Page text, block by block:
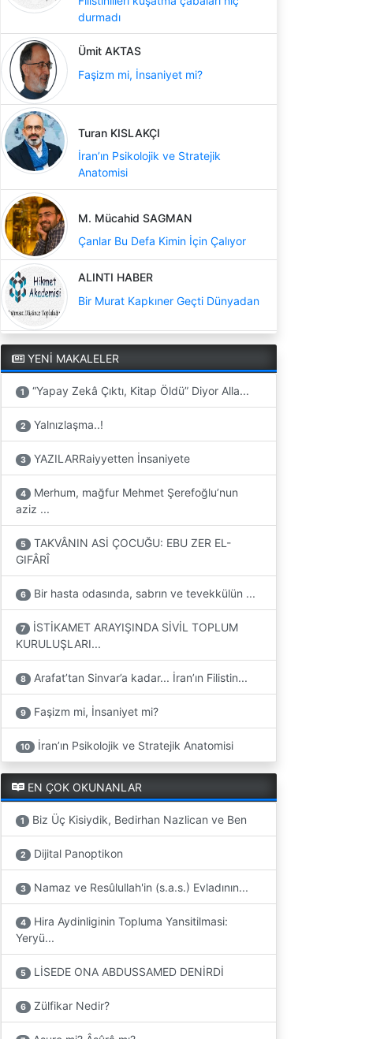
durmadı
Ümit AKTAS
Faşizm mi, İnsaniyet mi?
Turan KISLAKÇI
İran’ın Psikolojik ve Stratejik
Anatomisi
M. Mücahid SAGMAN
Çanlar Bu Defa Kimin İçin Çalıyor
ALINTI HABER
Bir Murat Kapkıner Geçti Dünyadan
YENİ MAKALELER
1 “Yapay Zekâ Çıktı, Kitap Öldü” Diyor Alla...
2 Yalnızlaşma..!
3 YAZILARRaiyyetten İnsaniyete
4
Merhum, mağfur Mehmet Şerefoğlu’nun
aziz ...
5
TAKVÂNIN ASİ ÇOCUĞU: EBU ZER EL-
GIFÂRÎ
6 Bir hasta odasında, sabrın ve tevekkülün ...
7
İSTİKAMET ARAYIŞINDA SİVİL TOPLUM
KURULUŞLARI...
8 Arafat’tan Sinvar’a kadar... İran’ın Filistin...
9 Faşizm mi, İnsaniyet mi?
10 İran’ın Psikolojik ve Stratejik Anatomisi
EN ÇOK OKUNANLAR
1 Biz Üç Kisiydik, Bedirhan Nazlican ve Ben
2 Dijital Panoptikon
3 Namaz ve Resûlullah'in (s.a.s.) Evladının...
4
Hira Aydinliginin Topluma Yansitilmasi:
Yeryü...
5 LİSEDE ONA ABDUSSAMED DENİRDİ
6 Zülfikar Nedir?